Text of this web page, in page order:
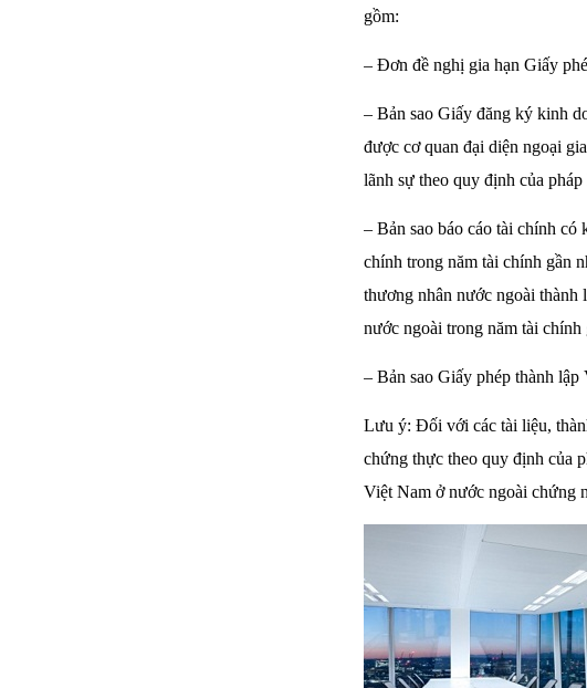
gồm:
– Đơn đề nghị gia hạn Giấy
– Bản sao Giấy đăng ký kinh
được cơ quan đại diện ngoại
lãnh sự theo quy định của
– Bản sao báo cáo tài chính có
chính trong năm tài chính gần
thương nhân nước ngoài thành
nước ngoài trong năm tài chính
– Bản sao Giấy phép thành
Lưu ý: Đối với các tài liệu,
chứng thực theo quy định của
Việt Nam ở nước ngoài chứng